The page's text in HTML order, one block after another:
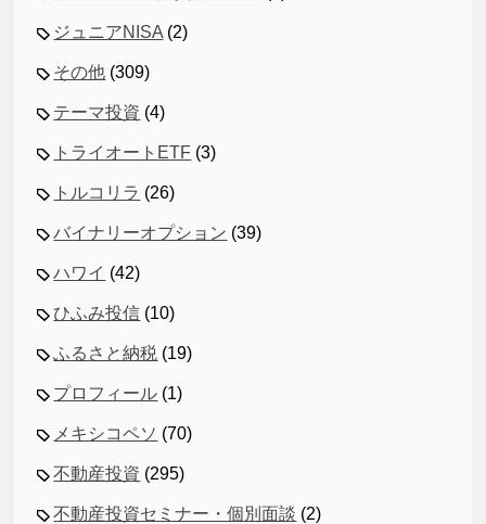
ジュニアNISA (2)
その他 (309)
テーマ投資 (4)
トライオートETF (3)
トルコリラ (26)
バイナリーオプション (39)
ハワイ (42)
ひふみ投信 (10)
ふるさと納税 (19)
プロフィール (1)
メキシコペソ (70)
不動産投資 (295)
不動産投資セミナー・個別面談 (2)